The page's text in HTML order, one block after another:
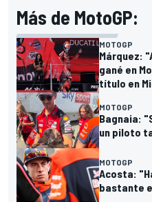
Más de MotoGP:
MOTOGP
Márquez:
gané en
título en
MOTOGP
Bagnaia:
un piloto
MOTOGP
Acosta:
bastante